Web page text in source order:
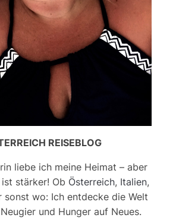
REISEBLOG
liebe ich meine Heimat – aber
stärker! Ob Österreich, Italien,
sonst wo: Ich entdecke die Welt
und Hunger auf Neues.